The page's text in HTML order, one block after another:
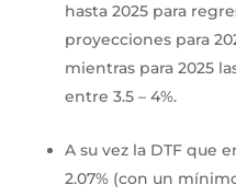
hasta 2025 para
proyecciones para
mientras para 2025
entre 3.5 – 4%.
A su vez la DTF que
2.07% (con un